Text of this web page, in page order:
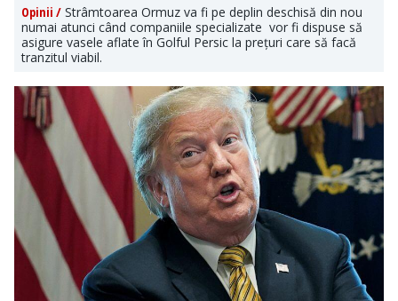
Opinii / Strâmtoarea Ormuz va fi pe deplin deschisă din nou
numai atunci când companiile specializate vor fi dispuse să
asigure vasele aflate în Golful Persic la prețuri care să facă
tranzitul viabil.